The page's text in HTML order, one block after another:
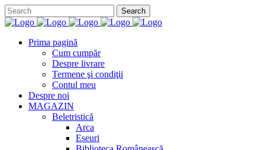
Prima pagină
Cum cumpăr
Despre livrare
Termene şi condiţii
Contul meu
Despre noi
MAGAZIN
Beletristică
Arca
Eseuri